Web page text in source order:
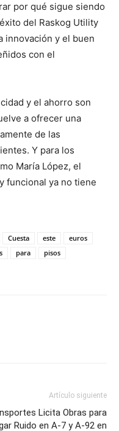
por qué sigue siendo
del Raskog Utility
innovación y el buen
con el
y el ahorro son
a ofrecer una
de las
Y para los
María López, el
funcional ya no tiene
Cuesta este
euros
para
pisos
Artículo siguiente
Licita Obras para
Ruido en A-7 y A-92 en